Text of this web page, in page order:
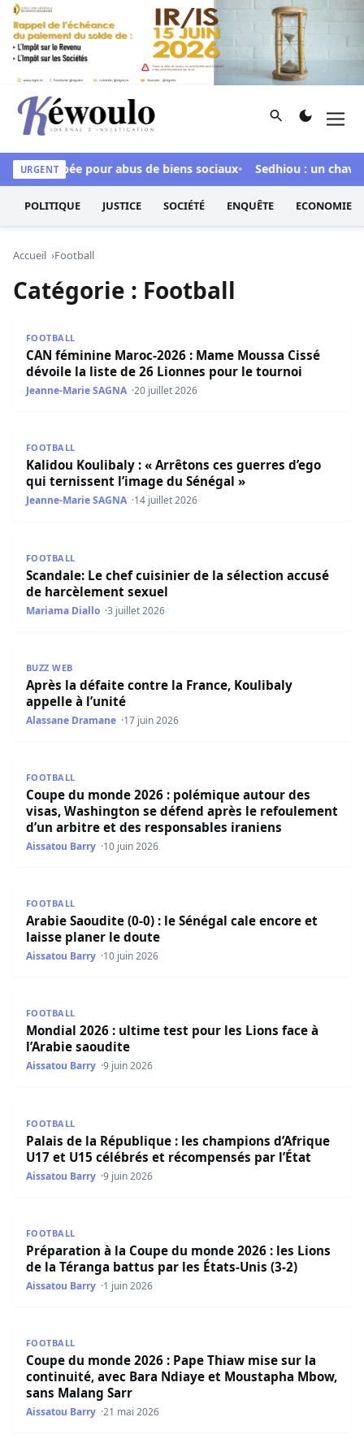
Aller au contenu
Kéwoulo, le premier site d'information et d'investigation
Rechercher
URGENT
inculpée pour abus de biens sociaux Sedhiou : un
POLITIQUE JUSTICE SOCIÉTÉ ENQUÊTE ECONOMIE
Accueil Football
Catégorie : Football
FOOTBALL
CAN féminine Maroc-2026 : Mame Moussa Cissé
dévoile la liste de 26 Lionnes pour le tournoi
Jeanne-Marie SAGNA 20 juillet 2026
FOOTBALL
Kalidou Koulibaly : « Arrêtons ces guerres d’ego
qui ternissent l’image du Sénégal »
Jeanne-Marie SAGNA 14 juillet 2026
FOOTBALL
Scandale: Le chef cuisinier de la sélection accusé
de harcèlement sexuel
Mariama Diallo 3 juillet 2026
BUZZ WEB
Après la défaite contre la France, Koulibaly
appelle à l’unité
Alassane Dramane 17 juin 2026
FOOTBALL
Coupe du monde 2026 : polémique autour des
visas, Washington se défend après le refoulement
d’un arbitre et des responsables iraniens
Aissatou Barry 10 juin 2026
FOOTBALL
Arabie Saoudite (0-0) : le Sénégal cale encore et
laisse planer le doute
Aissatou Barry 10 juin 2026
FOOTBALL
Mondial 2026 : ultime test pour les Lions face à
l’Arabie saoudite
Aissatou Barry 9 juin 2026
FOOTBALL
Palais de la République : les champions d’Afrique
U17 et U15 célébrés et récompensés par l’État
Aissatou Barry 9 juin 2026
FOOTBALL
Préparation à la Coupe du monde 2026 : les Lions
de la Téranga battus par les États-Unis (3-2)
Aissatou Barry 1 juin 2026
FOOTBALL
Coupe du monde 2026 : Pape Thiaw mise sur la
continuité, avec Bara Ndiaye et Moustapha Mbow,
sans Malang Sarr
Aissatou Barry 21 mai 2026